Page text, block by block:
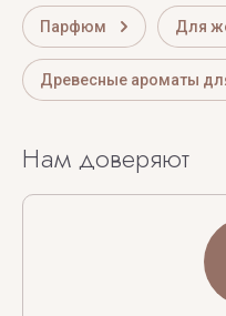
Парфюм Для
Древесные ароматы
Нам доверяют